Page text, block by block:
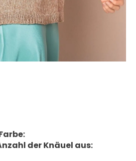
der Knäuel aus: